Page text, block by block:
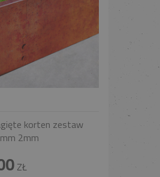
korten zestaw
2mm
ZŁ